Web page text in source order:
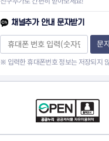
채널추가 안내 문자받기
문
※ 입력한 휴대폰번호 정보는 저장되지